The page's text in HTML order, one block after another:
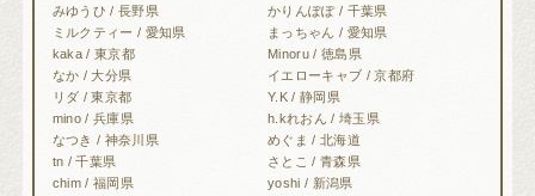
みゆうひ / 長野県
かりんぽぽ / 千葉県
ミルクティー / 愛知県
まっちゃん / 愛知県
kaka / 東京都
Minoru / 徳島県
なか / 大分県
イエローキャブ / 京都府
リダ / 東京都
Y.K / 静岡県
mino / 兵庫県
h.kれおん / 埼玉県
なつき / 神奈川県
めぐま / 北海道
tn / 千葉県
さとこ / 青森県
chim / 福岡県
yoshi / 新潟県